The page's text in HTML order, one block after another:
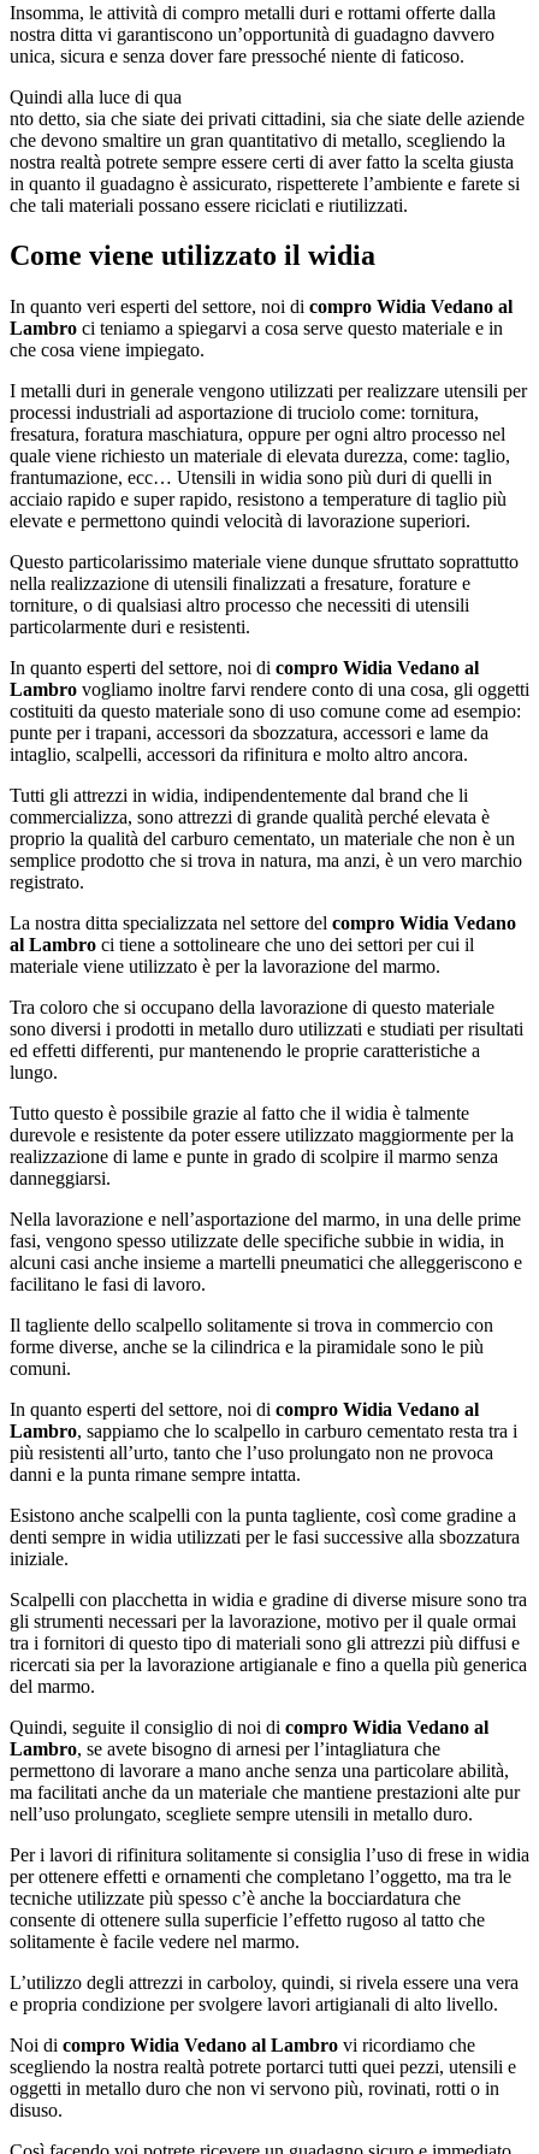
Insomma, le attività di compro metalli duri e rottami offerte dalla
nostra ditta vi garantiscono un’opportunità di guadagno davvero
unica, sicura e senza dover fare pressoché niente di faticoso.
Quindi alla luce di qua
nto detto, sia che siate dei privati cittadini, sia che siate delle aziende
che devono smaltire un gran quantitativo di metallo, scegliendo la
nostra realtà potrete sempre essere certi di aver fatto la scelta giusta
in quanto il guadagno è assicurato, rispetterete l’ambiente e farete si
che tali materiali possano essere riciclati e riutilizzati.
Come viene utilizzato il widia
In quanto veri esperti del settore, noi di compro Widia Vedano al
Lambro ci teniamo a spiegarvi a cosa serve questo materiale e in
che cosa viene impiegato.
I metalli duri in generale vengono utilizzati per realizzare utensili per
processi industriali ad asportazione di truciolo come: tornitura,
fresatura, foratura maschiatura, oppure per ogni altro processo nel
quale viene richiesto un materiale di elevata durezza, come: taglio,
frantumazione, ecc… Utensili in widia sono più duri di quelli in
acciaio rapido e super rapido, resistono a temperature di taglio più
elevate e permettono quindi velocità di lavorazione superiori.
Questo particolarissimo materiale viene dunque sfruttato soprattutto
nella realizzazione di utensili finalizzati a fresature, forature e
torniture, o di qualsiasi altro processo che necessiti di utensili
particolarmente duri e resistenti.
In quanto esperti del settore, noi di compro Widia Vedano al
Lambro vogliamo inoltre farvi rendere conto di una cosa, gli oggetti
costituiti da questo materiale sono di uso comune come ad esempio:
punte per i trapani, accessori da sbozzatura, accessori e lame da
intaglio, scalpelli, accessori da rifinitura e molto altro ancora.
Tutti gli attrezzi in widia, indipendentemente dal brand che li
commercializza, sono attrezzi di grande qualità perché elevata è
proprio la qualità del carburo cementato, un materiale che non è un
semplice prodotto che si trova in natura, ma anzi, è un vero marchio
registrato.
La nostra ditta specializzata nel settore del compro Widia Vedano
al Lambro ci tiene a sottolineare che uno dei settori per cui il
materiale viene utilizzato è per la lavorazione del marmo.
Tra coloro che si occupano della lavorazione di questo materiale
sono diversi i prodotti in metallo duro utilizzati e studiati per risultati
ed effetti differenti, pur mantenendo le proprie caratteristiche a
lungo.
Tutto questo è possibile grazie al fatto che il widia è talmente
durevole e resistente da poter essere utilizzato maggiormente per la
realizzazione di lame e punte in grado di scolpire il marmo senza
danneggiarsi.
Nella lavorazione e nell’asportazione del marmo, in una delle prime
fasi, vengono spesso utilizzate delle specifiche subbie in widia, in
alcuni casi anche insieme a martelli pneumatici che alleggeriscono e
facilitano le fasi di lavoro.
Il tagliente dello scalpello solitamente si trova in commercio con
forme diverse, anche se la cilindrica e la piramidale sono le più
comuni.
In quanto esperti del settore, noi di compro Widia Vedano al
Lambro, sappiamo che lo scalpello in carburo cementato resta tra i
più resistenti all’urto, tanto che l’uso prolungato non ne provoca
danni e la punta rimane sempre intatta.
Esistono anche scalpelli con la punta tagliente, così come gradine a
denti sempre in widia utilizzati per le fasi successive alla sbozzatura
iniziale.
Scalpelli con placchetta in widia e gradine di diverse misure sono tra
gli strumenti necessari per la lavorazione, motivo per il quale ormai
tra i fornitori di questo tipo di materiali sono gli attrezzi più diffusi e
ricercati sia per la lavorazione artigianale e fino a quella più generica
del marmo.
Quindi, seguite il consiglio di noi di compro Widia Vedano al
Lambro, se avete bisogno di arnesi per l’intagliatura che
permettono di lavorare a mano anche senza una particolare abilità,
ma facilitati anche da un materiale che mantiene prestazioni alte pur
nell’uso prolungato, scegliete sempre utensili in metallo duro.
Per i lavori di rifinitura solitamente si consiglia l’uso di frese in widia
per ottenere effetti e ornamenti che completano l’oggetto, ma tra le
tecniche utilizzate più spesso c’è anche la bocciardatura che
consente di ottenere sulla superficie l’effetto rugoso al tatto che
solitamente è facile vedere nel marmo.
L’utilizzo degli attrezzi in carboloy, quindi, si rivela essere una vera
e propria condizione per svolgere lavori artigianali di alto livello.
Noi di compro Widia Vedano al Lambro vi ricordiamo che
scegliendo la nostra realtà potrete portarci tutti quei pezzi, utensili e
oggetti in metallo duro che non vi servono più, rovinati, rotti o in
disuso.